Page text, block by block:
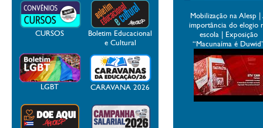
CURSOS
Boletim Educacional
e Cultural
LGBT CARAVANA 2026
Mobilização na Alesp |
importância do elogio
escola | Exposição
“Macunaíma é